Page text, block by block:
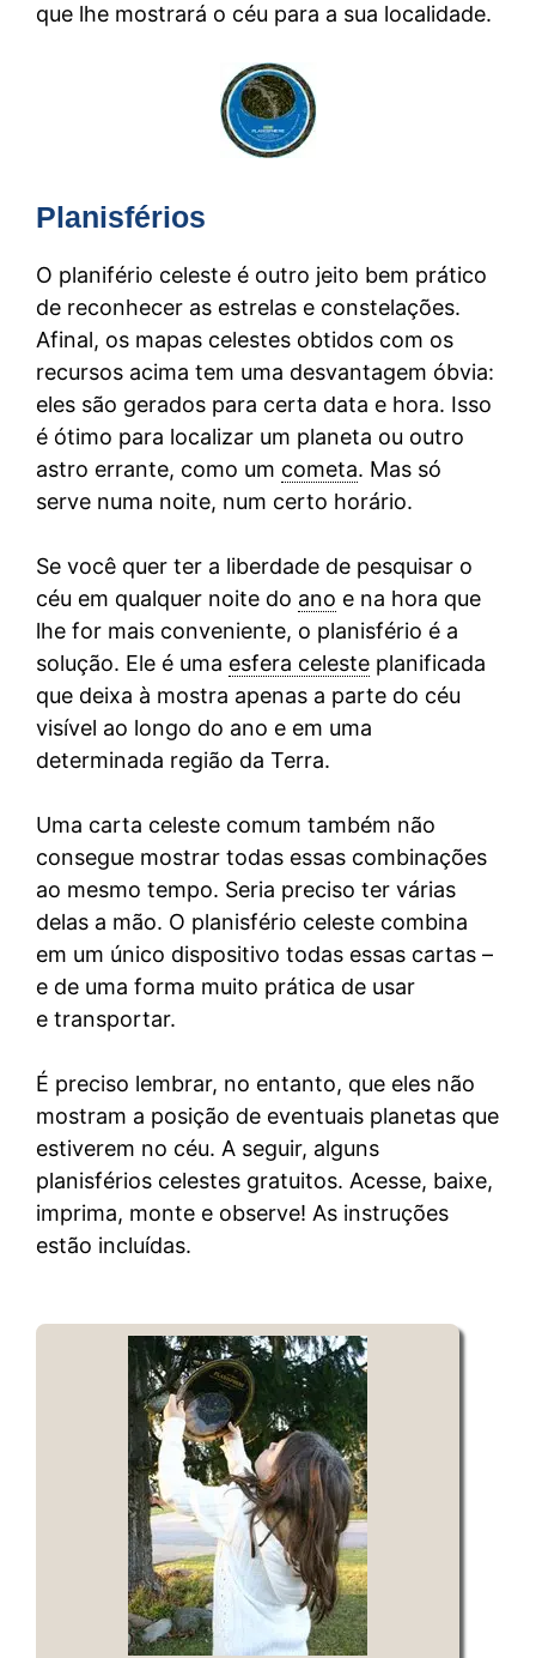
que lhe mostrará o céu para a sua localidade.
Planisférios
O planifério celeste é outro jeito bem prático
de reconhecer as estrelas e constelações.
Afinal, os mapas celestes obtidos com os
recursos acima tem uma desvantagem óbvia:
eles são gerados para certa data e hora. Isso
é ótimo para localizar um planeta ou outro
astro errante, como um cometa. Mas só
serve numa noite, num certo horário.
Se você quer ter a liberdade de pesquisar o
céu em qualquer noite do ano e na hora que
lhe for mais conveniente, o planisfério é a
solução. Ele é uma esfera celeste planificada
que deixa à mostra apenas a parte do céu
visível ao longo do ano e em uma
determinada região da Terra.
Uma carta celeste comum também não
consegue mostrar todas essas combinações
ao mesmo tempo. Seria preciso ter várias
delas a mão. O planisfério celeste combina
em um único dispositivo todas essas cartas –
e de uma forma muito prática de usar
e transportar.
É preciso lembrar, no entanto, que eles não
mostram a posição de eventuais planetas que
estiverem no céu. A seguir, alguns
planisférios celestes gratuitos. Acesse, baixe,
imprima, monte e observe! As instruções
estão incluídas.